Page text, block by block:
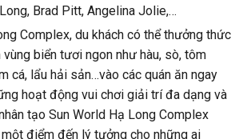
Brad Pitt, Angelina Jolie,…
Complex, du khách có thể thưởng thức
biển tươi ngon như hàu, sò, tôm
cá, lẩu hải sản…vào các quán ăn ngay
hoạt động vui chơi giải trí đa dạng và
tạo Sun World Hạ Long Complex
điểm đến lý tưởng cho những ai